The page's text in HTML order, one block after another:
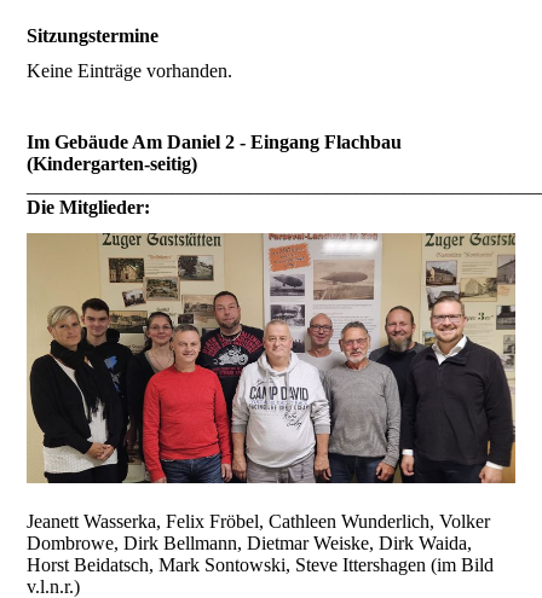
Sitzungstermine
Keine Einträge vorhanden.
Im Gebäude Am Daniel 2 - Eingang Flachbau
(Kindergarten-seitig)
Die Mitglieder:
Jeanett Wasserka, Felix Fröbel, Cathleen Wunderlich, Volker
Dombrowe, Dirk Bellmann, Dietmar Weiske, Dirk Waida,
Horst Beidatsch, Mark Sontowski, Steve Ittershagen (im Bild
v.l.n.r.)